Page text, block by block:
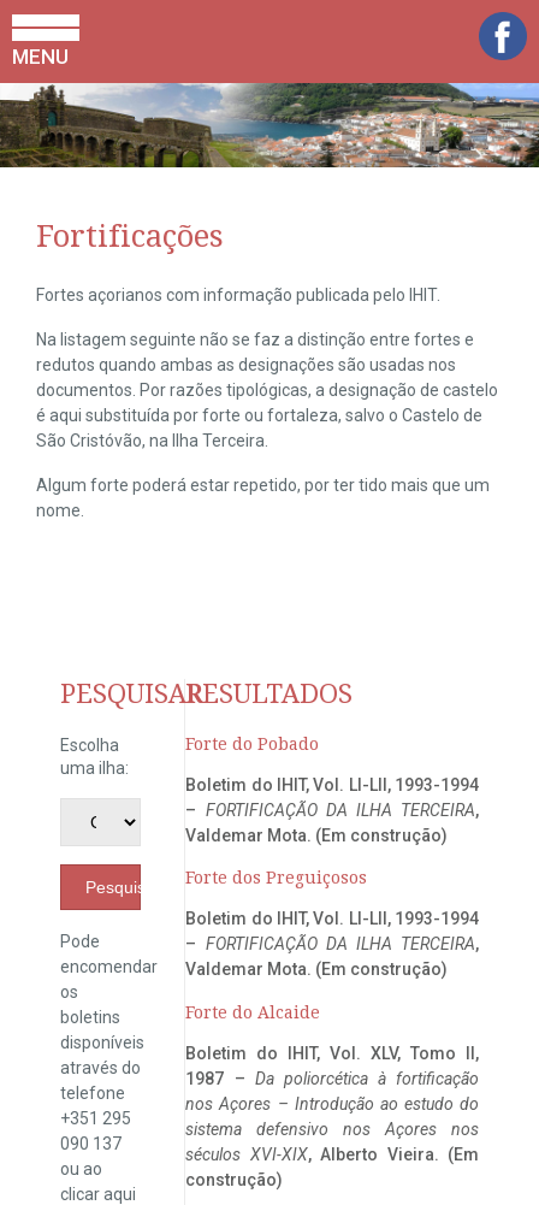
MENU
Fortificações
Fortes açorianos com informação publicada pelo IHIT.
Na listagem seguinte não se faz a distinção entre fortes e
redutos quando ambas as designações são usadas nos
documentos. Por razões tipológicas, a designação de castelo
é aqui substituída por forte ou fortaleza, salvo o Castelo de
São Cristóvão, na Ilha Terceira.
Algum forte poderá estar repetido, por ter tido mais que um
nome.
PESQUISAR
Escolha
uma ilha:
Pesquisar
Pode
encomendar
os
boletins
disponíveis
através do
telefone
+351 295
090 137
ou ao
clicaraqui
RESULTADOS
Forte do Pobado
Boletim do IHIT, Vol. LI-LII, 1993-1994
– FORTIFICAÇÃO DA ILHA TERCEIRA,
Valdemar Mota. (Em construção)
Forte dos Preguiçosos
Boletim do IHIT, Vol. LI-LII, 1993-1994
– FORTIFICAÇÃO DA ILHA TERCEIRA,
Valdemar Mota. (Em construção)
Forte do Alcaide
Boletim do IHIT, Vol. XLV, Tomo II,
1987 – Da poliorcética à fortificação
nos Açores – Introdução ao estudo do
sistema defensivo nos Açores nos
séculos XVI-XIX, Alberto Vieira. (Em
construção)